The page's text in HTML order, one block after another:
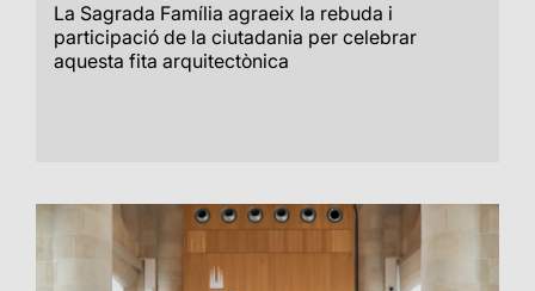
La Sagrada Família agraeix la rebuda i
participació de la ciutadania per celebrar
aquesta fita arquitectònica